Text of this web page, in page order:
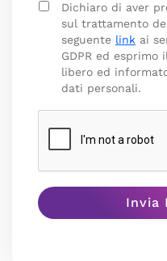
Dichiaro di aver
sul trattamento
seguente link ai
GDPR ed esprimo
libero ed
dati personali.